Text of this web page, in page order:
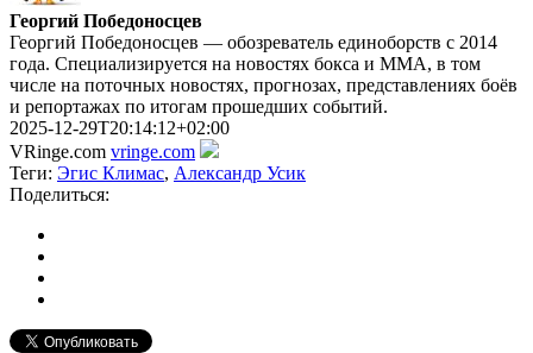
Георгий Победоносцев
Георгий Победоносцев — обозреватель единоборств с 2014
года. Специализируется на новостях бокса и ММА, в том
числе на поточных новостях, прогнозах, представлениях боёв
и репортажах по итогам прошедших событий.
2025-12-29T20:14:12+02:00
VRinge.com vringe.com
Теги: Эгис Климас, Александр Усик
Поделиться: